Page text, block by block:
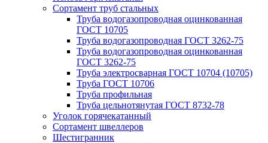
Сортамент труб стальных
Труба водогазопроводная оцинкованная
ГОСТ 10705
Труба водогазопроводная ГОСТ 3262-75
Труба водогазопроводная оцинкованная
ГОСТ 3262-75
Труба электросварная ГОСТ 10704 (10705)
Труба ГОСТ 10706
Труба профильная
Труба цельнотянутая ГОСТ 8732-78
Уголок горячекатанный
Сортамент швеллеров
Шестигранник